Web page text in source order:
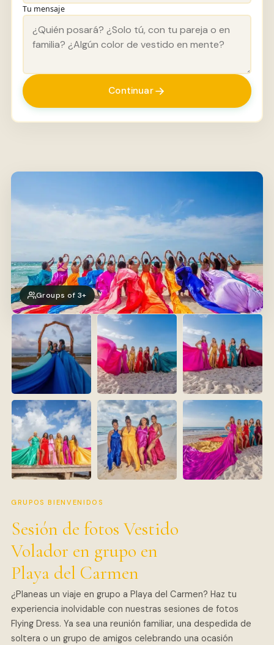
Tu mensaje
Continuar
Groups of 3+
GRUPOS BIENVENIDOS
Sesión de fotos Vestido
Volador en grupo en
Playa del Carmen
¿Planeas un viaje en grupo a Playa del Carmen? Haz tu
experiencia inolvidable con nuestras sesiones de fotos
Flying Dress. Ya sea una reunión familiar, una despedida de
soltera o un grupo de amigos celebrando una ocasión